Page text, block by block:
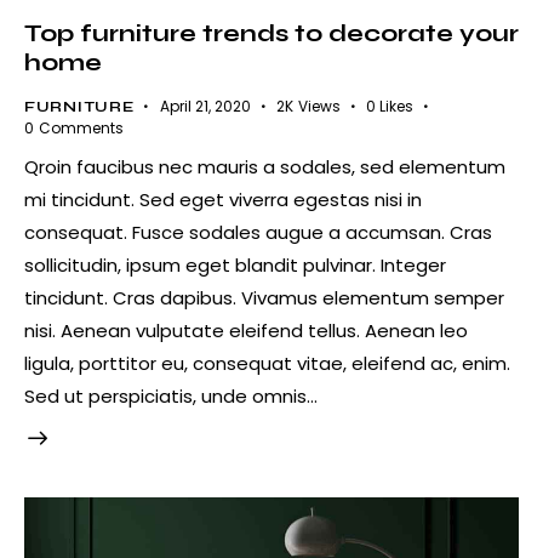
Top furniture trends to decorate your
home
FURNITURE April 21, 2020 2K Views 0 Likes
0 Comments
Qroin faucibus nec mauris a sodales, sed elementum
mi tincidunt. Sed eget viverra egestas nisi in
consequat. Fusce sodales augue a accumsan. Cras
sollicitudin, ipsum eget blandit pulvinar. Integer
tincidunt. Cras dapibus. Vivamus elementum semper
nisi. Aenean vulputate eleifend tellus. Aenean leo
ligula, porttitor eu, consequat vitae, eleifend ac, enim.
Sed ut perspiciatis, unde omnis…